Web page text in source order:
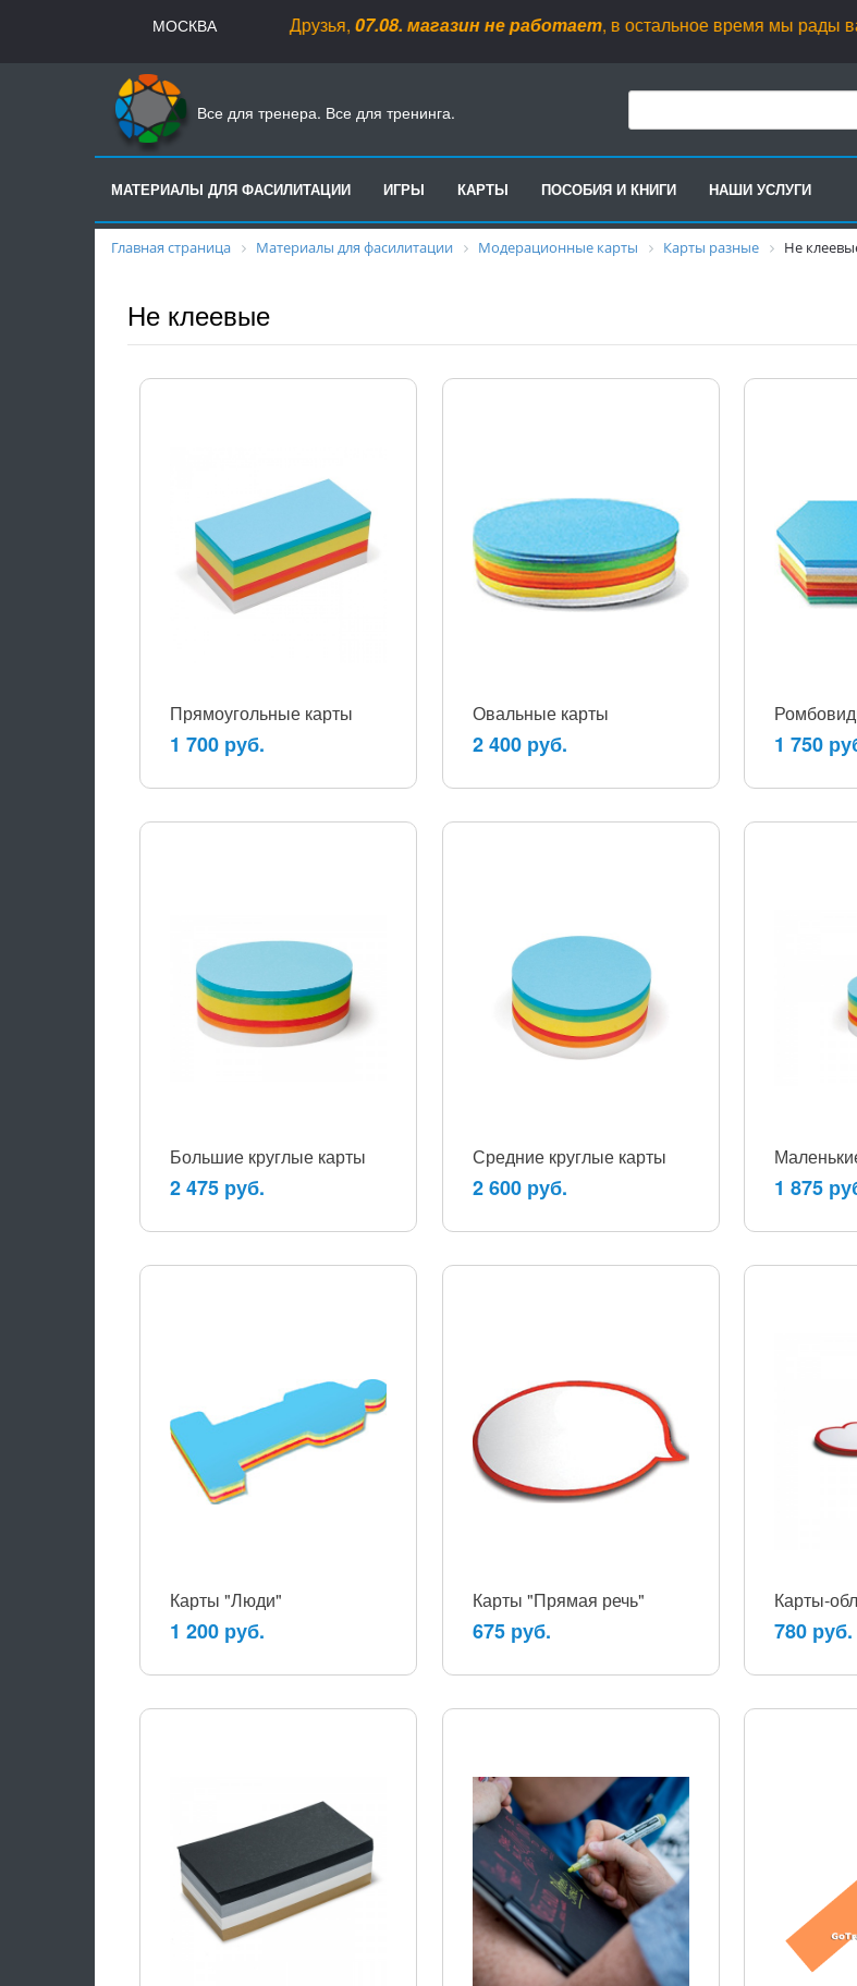
МОСКВАДрузья, 07.08.магазин не работает, в остальное время мы рады вас видеть
Все для тренера. Все для тренинга.
МАТЕРИАЛЫ ДЛЯ ФАСИЛИТАЦИИ ИГРЫ КАРТЫ ПОСОБИЯ И КНИГИ НАШИ УСЛУГИ
Главная страница Материалы для фасилитации Модерационные карты Карты разные Не
Не клеевые
Прямоугольные карты
1 700 руб.
Овальные карты
2 400 руб. 1 750
Большие круглые карты
2 475 руб.
Средние круглые карты
2 600 руб. 1 875
Карты "Люди"
1 200 руб.
Карты "Прямая речь"
675 руб.
Карты-
780 руб.